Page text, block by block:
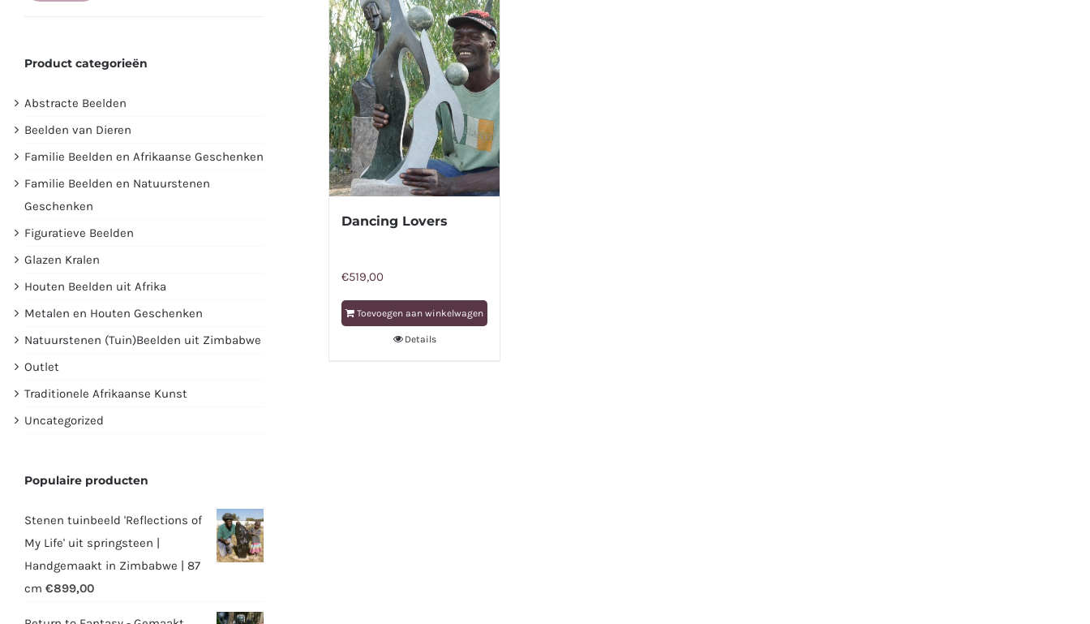
Dancing Lovers
€519,00
Toevoegen aan winkelwagen
Details
Product categorieën
Abstracte Beelden
Beelden van Dieren
Familie Beelden en Afrikaanse Geschenken
Familie Beelden en Natuurstenen
Geschenken
Figuratieve Beelden
Glazen Kralen
Houten Beelden uit Afrika
Metalen en Houten Geschenken
Natuurstenen (Tuin)Beelden uit Zimbabwe
Outlet
Traditionele Afrikaanse Kunst
Uncategorized
Populaire producten
Stenen tuinbeeld 'Reflections of
My Life' uit springsteen |
Handgemaakt in Zimbabwe | 87
cm €899,00